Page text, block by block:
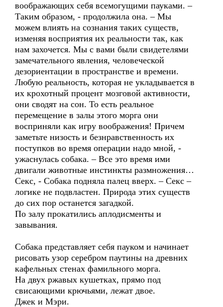
воображающих себя всемогущими пауками. –
Таким образом, - продолжила она. – Мы
можем влиять на сознания таких существ,
изменяя восприятия их реальности так, как
нам захочется. Мы с вами были свидетелями
замечательного явления, человеческой
дезориентации в пространстве и времени.
Любую реальность, которая не укладывается в
их крохотный процент мозговой активности,
они сводят на сон. То есть реальное
перемещение в залы этого морга они
восприняли как игру воображения! Причем
заметьте низость и безнравственность их
поступков во время операции надо мной, -
ужаснулась собака. – Все это время ими
двигали животные инстинкты размножения…
Секс, - Собака подняла палец вверх. – Секс –
логике не подвластен. Природа этих существ
до сих пор останется загадкой.
По залу прокатились аплодисменты и
завывания.
Собака представляет себя пауком и начинает
рисовать узор серебром паутины на древних
кафельных стенах фамильного морга.
На двух ржавых кушетках, прямо под
свисающими крючьями, лежат двое.
Джек и Мэри.